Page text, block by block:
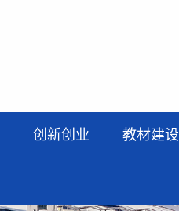
创新创业 教材建设